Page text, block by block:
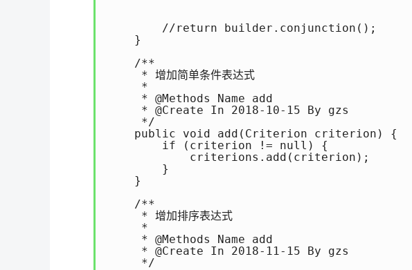
        //return builder.conjunction();
    }
    /**
     * 增加简单条件表达式
     *
     * @Methods Name add
     * @Create In 2018-10-15 By gzs
     */
    public void add(Criterion criterion) {
        if (criterion != null) {
            criterions.add(criterion);
        }
    }
    /**
     * 增加排序表达式
     *
     * @Methods Name add
     * @Create In 2018-11-15 By gzs
     */